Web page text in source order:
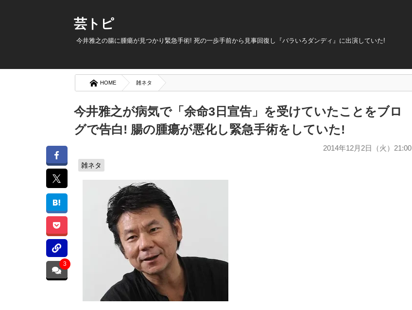
芸トピ
今井雅之の腸に腫瘍が見つかり緊急手術! 死の一歩手前から見事回復し『バラいろダンディ』に出演していた!
HOME 雑ネタ
今井雅之が病気で「余命3日宣告」を受けていたことをブロ
グで告白! 腸の腫瘍が悪化し緊急手術をしていた!
2014年12月2日（火）21:00
雑ネタ
3